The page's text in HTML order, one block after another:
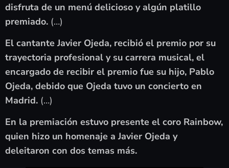
disfruta de un menú delicioso y algún platillo
premiado. (…)
El cantante Javier Ojeda, recibió el premio por su
trayectoria profesional y su carrera musical, el
encargado de recibir el premio fue su hijo, Pablo
Ojeda, debido que Ojeda tuvo un concierto en
Madrid. (…)
En la premiación estuvo presente el coro Rainbow,
quien hizo un homenaje a Javier Ojeda y
deleitaron con dos temas más.